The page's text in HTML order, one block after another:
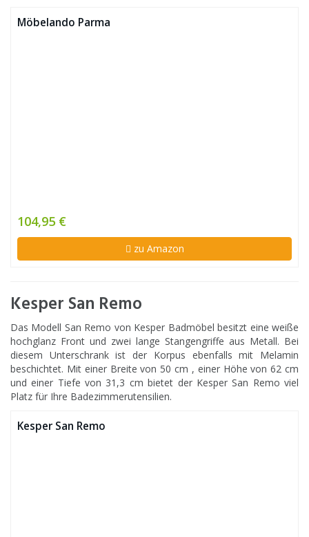
Möbelando Parma
104,95 €
zu Amazon
Kesper San Remo
Das Modell San Remo von Kesper Badmöbel besitzt eine weiße
hochglanz Front und zwei lange Stangengriffe aus Metall. Bei
diesem Unterschrank ist der Korpus ebenfalls mit Melamin
beschichtet. Mit einer Breite von 50 cm , einer Höhe von 62 cm
und einer Tiefe von 31,3 cm bietet der Kesper San Remo viel
Platz für Ihre Badezimmerutensilien.
Kesper San Remo